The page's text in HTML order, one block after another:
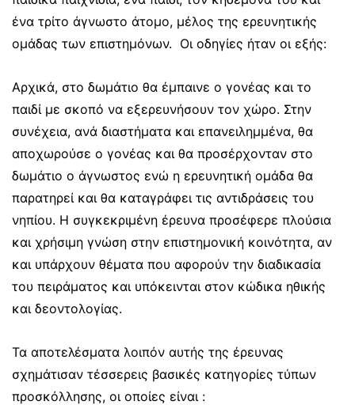
ένα τρίτο άγνωστο άτομο, μέλος της ερευνητικής
ομάδας των επιστημόνων. Οι οδηγίες ήταν οι εξής:
Αρχικά, στο δωμάτιο θα έμπαινε ο γονέας και το
παιδί με σκοπό να εξερευνήσουν τον χώρο. Στην
συνέχεια, ανά διαστήματα και επανειλημμένα, θα
αποχωρούσε ο γονέας και θα προσέρχονταν στο
δωμάτιο ο άγνωστος ενώ η ερευνητική ομάδα θα
παρατηρεί και θα καταγράφει τις αντιδράσεις του
νηπίου. Η συγκεκριμένη έρευνα προσέφερε πλούσια
και χρήσιμη γνώση στην επιστημονική κοινότητα, αν
και υπάρχουν θέματα που αφορούν την διαδικασία
του πειράματος και υπόκεινται στον κώδικα ηθικής
και δεοντολογίας.
Τα αποτελέσματα λοιπόν αυτής της έρευνας
σχημάτισαν τέσσερεις βασικές κατηγορίες τύπων
προσκόλλησης, οι οποίες είναι :